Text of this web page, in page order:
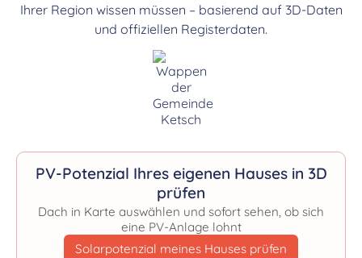
Ihrer Region wissen müssen – basierend auf 3D-Daten
und offiziellen Registerdaten.
PV-Potenzial Ihres eigenen Hauses in 3D
prüfen
Dach in Karte auswählen und sofort sehen, ob sich
eine PV-Anlage lohnt
Solarpotenzial meines Hauses prüfen